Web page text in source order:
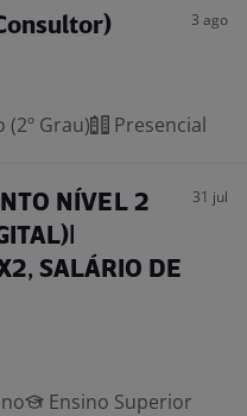
3 ago
(2º Grau) Presencial
NÍVEL 2
SALÁRIO DE
31 jul
Ensino Superior